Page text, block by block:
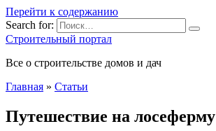
Перейти к содержанию
Search for:
Строительный портал
Все о строительстве домов и дач
Главная » Статьи
Путешествие на лосеферму